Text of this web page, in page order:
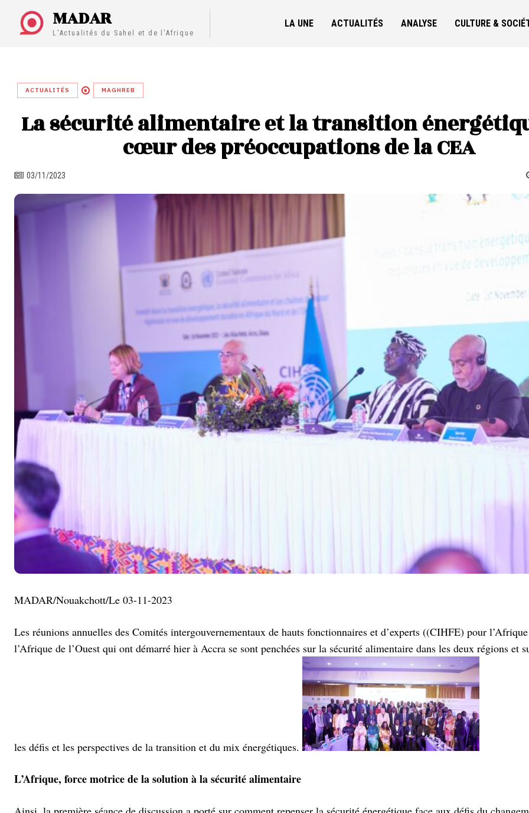
MADAR
L'Actualités du Sahel et de l'Afrique
LA UNE ACTUALITÉS ANALYSE CULTURE &
ACTUALITÉS MAGHREB
La sécurité alimentaire et la transition
cœur des préoccupations de la CEA
03/11/2023
MADAR/Nouakchott/Le 03-11-2023
Les réunions annuelles des Comités intergouvernementaux de hauts fonctionnaires et d’experts ((CIHFE) pour
l’Afrique de l’Ouest qui ont démarré hier à Accra se sont penchées sur la sécurité alimentaire dans les deux régions et
les défis et les perspectives de la transition et du mix énergétiques.
L’Afrique, force motrice de la solution à la sécurité alimentaire